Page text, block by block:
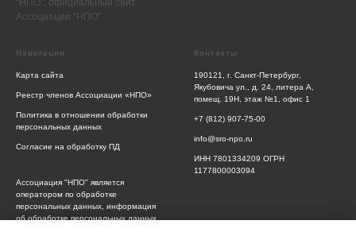
"НПО", официальный сайт
Ассоциации "НПО"
Навигация
Карта сайта
Реестр членов Ассоциации «НПО»
Политика в отношении обработки
персональных данных
Согласие на обработку ПД
Ассоциация "НПО" является
оператором по обработке
персональных данных, информация
об обработке персональных данных
Контакты
190121, г. Санкт-Петербург,
Якубовича ул., д. 24, литера А,
помещ. 19Н, этаж №1, офис 1
+7 (812) 907-75-00
info@sro-npo.ru
ИНН 7801334209 ОГРН
1177800003094